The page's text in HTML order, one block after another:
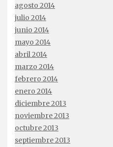
agosto 2014
julio 2014
junio 2014
mayo 2014
abril 2014
marzo 2014
febrero 2014
enero 2014
diciembre 2013
noviembre 2013
octubre 2013
septiembre 2013